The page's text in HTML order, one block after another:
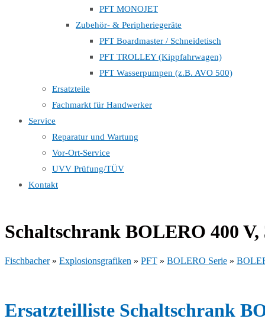
PFT MONOJET
Zubehör- & Peripheriegeräte
PFT Boardmaster / Schneidetisch
PFT TROLLEY (Kippfahrwagen)
PFT Wasserpumpen (z.B. AVO 500)
Ersatzteile
Fachmarkt für Handwerker
Service
Reparatur und Wartung
Vor-Ort-Service
UVV Prüfung/TÜV
Kontakt
Schaltschrank BOLERO 400
Fischbacher» Explosionsgrafiken » PFT » BOLERO Serie »
Ersatzteilliste Schaltschrank